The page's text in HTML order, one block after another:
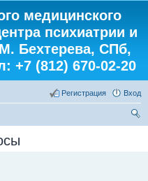
медицинского
психиатрии и
Бехтерева, СПб,
+7 (812) 670-02-20
Вход
Регистрация